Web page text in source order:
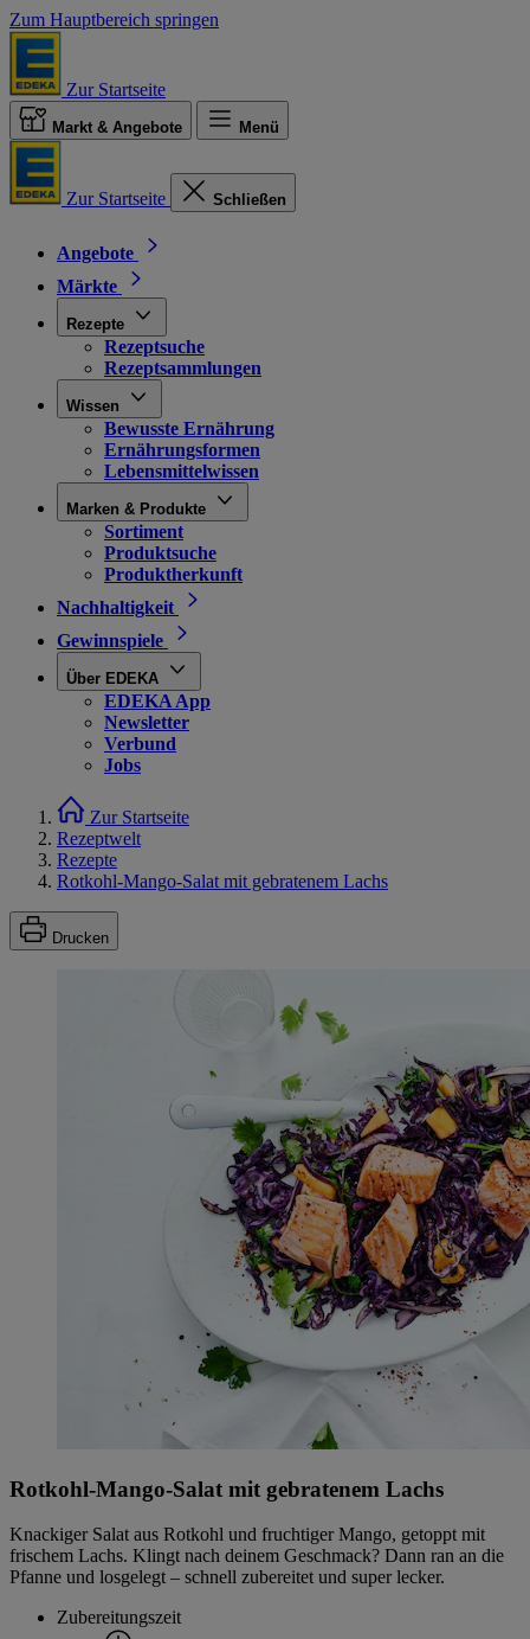
Zum Hauptbereich springen
Zur Startseite
Markt & Angebote Menü
Zur Startseite Schließen
Angebote
Märkte
Rezepte
Rezeptsuche
Rezeptsammlungen
Wissen
Bewusste Ernährung
Ernährungsformen
Lebensmittelwissen
Marken & Produkte
Sortiment
Produktsuche
Produktherkunft
Nachhaltigkeit
Gewinnspiele
Über EDEKA
EDEKA App
Newsletter
Verbund
Jobs
Zur Startseite
Rezeptwelt
Rezepte
Rotkohl-Mango-Salat mit gebratenem Lachs
Drucken
Rotkohl-Mango-Salat mit gebratenem Lachs
Knackiger Salat aus Rotkohl und fruchtiger Mango, getoppt mit
frischem Lachs. Klingt nach deinem Geschmack? Dann ran an die
Pfanne und losgelegt – schnell zubereitet und super lecker.
Zubereitungszeit